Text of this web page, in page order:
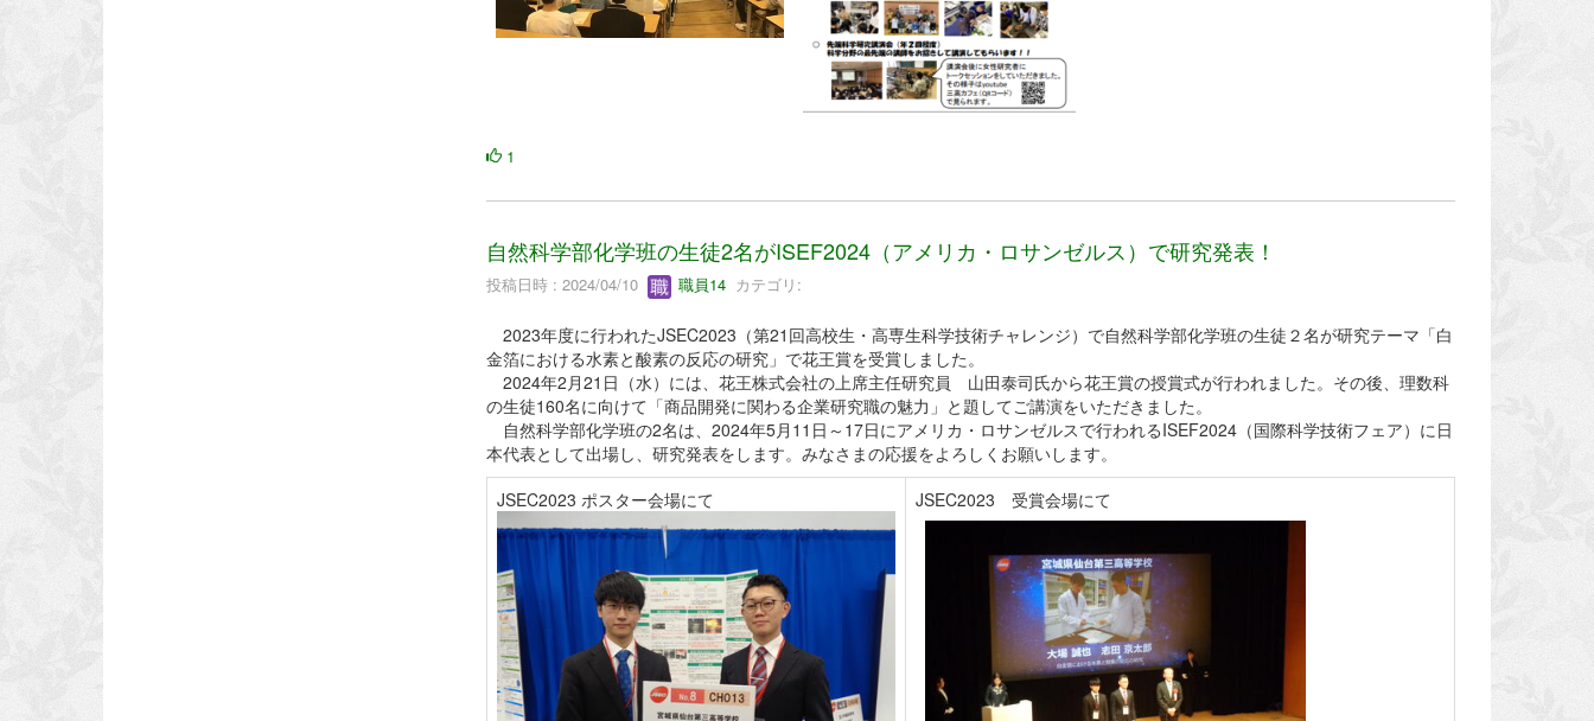
1
自然科学部化学班の生徒2名がISEF2024（アメリカ・ロサンゼルス）で研究発表！
投稿日時 : 2024/04/10 職員14カテゴリ:
2023年度に行われたJSEC2023（第21回高校生・高専生科学技術チャレンジ）で自然科学部化学班の生徒２名が研究テーマ「白
金箔における水素と酸素の反応の研究」で花王賞を受賞しました。
2024年2月21日（水）には、花王株式会社の上席主任研究員 山田泰司氏から花王賞の授賞式が行われました。その後、理数科
の生徒160名に向けて「商品開発に関わる企業研究職の魅力」と題してご講演をいただきました。
自然科学部化学班の2名は、2024年5月11日～17日にアメリカ・ロサンゼルスで行われるISEF2024（国際科学技術フェア）に日
本代表として出場し、研究発表をします。みなさまの応援をよろしくお願いします。
JSEC2023 ポスター会場にて
JSEC2023 受賞会場にて